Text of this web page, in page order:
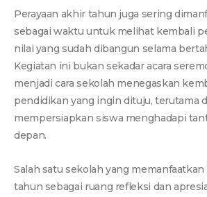
Perayaan akhir tahun juga sering
sebagai waktu untuk melihat kembali
nilai yang sudah dibangun selama
Kegiatan ini bukan sekadar acara
menjadi cara sekolah menegaskan
pendidikan yang ingin dituju, terutama
mempersiapkan siswa menghadapi
depan.
Salah satu sekolah yang
tahun sebagai ruang refleksi dan